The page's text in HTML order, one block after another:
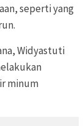
seperti yang
Widyastuti
minum